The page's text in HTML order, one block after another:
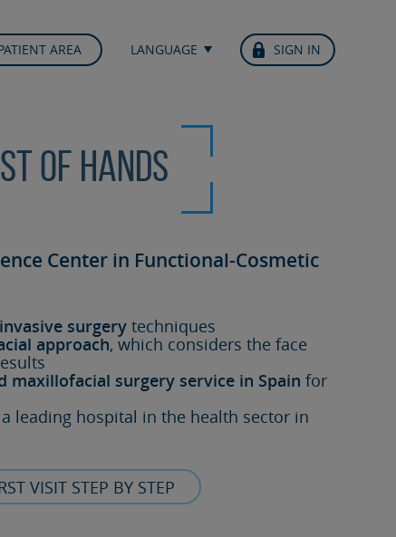
AREA LANGUAGE SIGN IN
of hands
Center in Functional-Cosmetic
surgery techniques
approach, which considers the face
maxillofacial surgery service in Spain for
a leading hospital in the health sector in
VISIT STEP BY STEP